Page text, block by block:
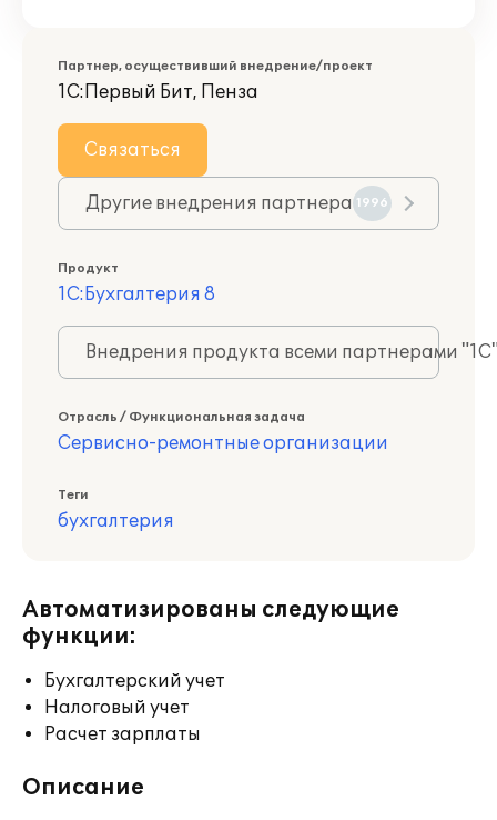
Партнер, осуществивший внедрение/проект
1С:Первый Бит, Пенза
Связаться
Другие внедрения партнера 1996
Продукт
1С:Бухгалтерия 8
Внедрения продукта всеми партнерами
Отрасль / Функциональная задача
Сервисно-ремонтные организации
Теги
бухгалтерия
Автоматизированы следующие
функции:
Бухгалтерский учет
Налоговый учет
Расчет зарплаты
Описание